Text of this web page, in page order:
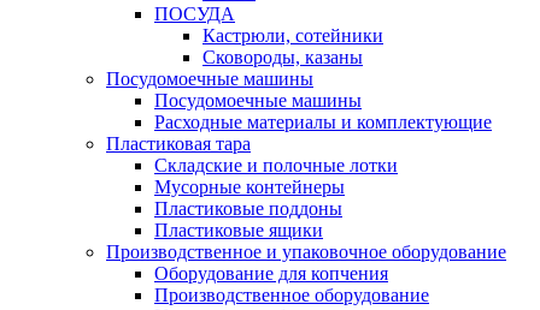
ПОСУДА
Кастрюли, сотейники
Сковороды, казаны
Посудомоечные машины
Посудомоечные машины
Расходные материалы и комплектующие
Пластиковая тара
Складские и полочные лотки
Мусорные контейнеры
Пластиковые поддоны
Пластиковые ящики
Производственное и упаковочное оборудование
Оборудование для копчения
Производственное оборудование